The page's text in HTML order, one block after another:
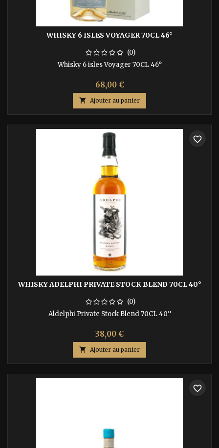
WHISKY 6 ISLES VOYAGER 70CL 46°
(0)
Whisky 6 isles Voyager 70CL 46°
68,00 €
 Ajouter au panier
WHISKY ADELPHI PRIVATE STOCK BLEND 70CL 40°
(0)
Aldelphi Private Stock Blend 70CL 40°
38,00 €
 Ajouter au panier
favorite_border
favorite_border